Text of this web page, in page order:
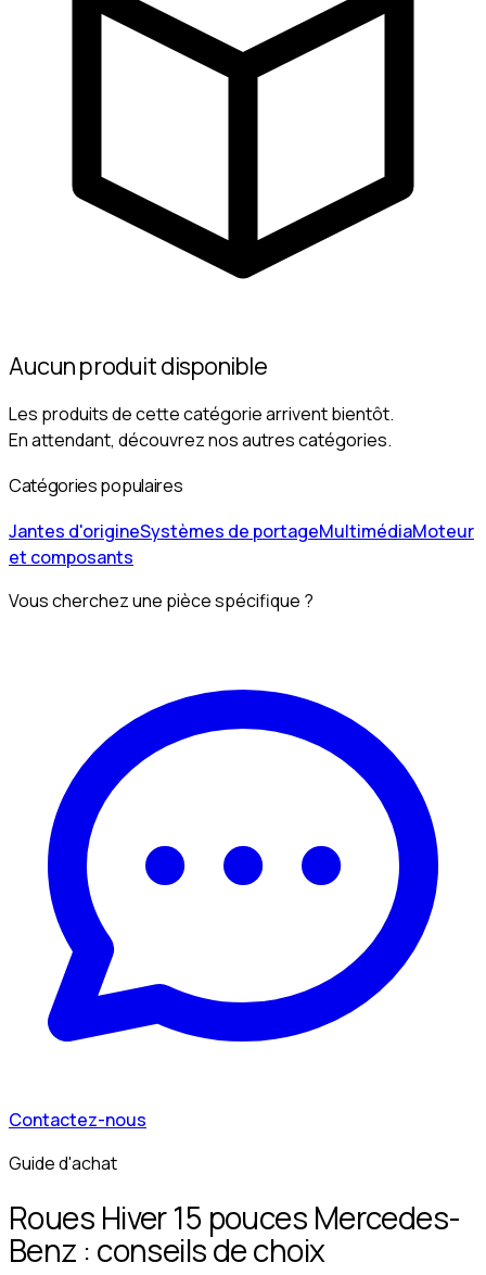
Aucun produit disponible
Les produits de cette catégorie arrivent bientôt.
En attendant, découvrez nos autres catégories.
Catégories populaires
Jantes d'origineSystèmes de portageMultimédiaMoteur
et composants
Vous cherchez une pièce spécifique ?
Contactez-nous
Guide d'achat
Roues Hiver 15 pouces Mercedes-
Benz : conseils de choix